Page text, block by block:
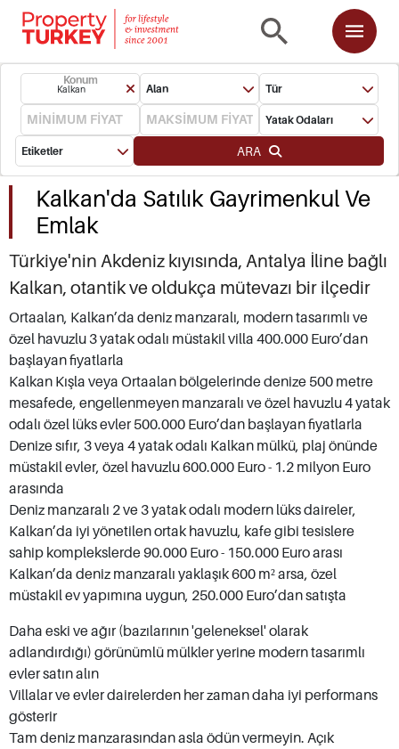
Konum
Kalkan Alan Tür
Yatak Odaları
Etiketler ARA
Kalkan'da Satılık Gayrimenkul Ve
Emlak
Türkiye'nin Akdeniz kıyısında, Antalya İline bağlı
Kalkan, otantik ve oldukça mütevazı bir ilçedir
ve Türkiye'nin en çekici mülklerine ev sahipliği
yapmaktadır. Dalaman ve Antalya
havaalanlarından biraz uzak olması nedeniyle
Kalkan, kitlesel tatil turizmine hitap etmez; bu da
Kalkan’da mülk sahibi olanlar için gizli bir
nimettir. Size mahremiyeti tam anlamıyla
yaşama imkanı sunanlüks Kalkan villalarının geniş
bir yelpazesini gösteren ilanları keşfedin. Bu
büyüleyici Akdeniz kasabası asla aşırı kalabalık
değildir ve yüksek sesli barlar ile kulüplerle dolu
değildir. Sakin atmosferi ve nefes kesici deniz
manzaraları, daha seçkin Türk ve yabancı ev
alıcılarını cezbetmektedir. Tlos ve Kekova'ya
yakınlığı ile Patara Plajı ve Kaputaş’ın da olması,
Kalkan mülkü sahipleri için kesinlikle ek
avantajlardır.
Ortaalan, Kalkan’da deniz manzaralı, modern tasarımlı ve
özel havuzlu 3 yatak odalı müstakil villa 400.000 Euro’dan
başlayan fiyatlarla
Kalkan Kışla veya Ortaalan bölgelerinde denize 500 metre
mesafede, engellenmeyen manzaralı ve özel havuzlu 4 yatak
odalı özel lüks evler 500.000 Euro’dan başlayan fiyatlarla
Denize sıfır, 3 veya 4 yatak odalı Kalkan mülkü, plaj önünde
müstakil evler, özel havuzlu 600.000 Euro - 1.2 milyon Euro
arasında
Deniz manzaralı 2 ve 3 yatak odalı modern lüks daireler,
Kalkan’da iyi yönetilen ortak havuzlu, kafe gibi tesislere
sahip komplekslerde 90.000 Euro - 150.000 Euro arası
Kalkan’da deniz manzaralı yaklaşık 600 m² arsa, özel
müstakil ev yapımına uygun, 250.000 Euro’dan satışta
Daha eski ve ağır (bazılarının 'geleneksel' olarak
adlandırdığı) görünümlü mülkler yerine modern tasarımlı
evler satın alın
Villalar ve evler dairelerden her zaman daha iyi performans
gösterir
Tam deniz manzarasından asla ödün vermeyin. Açık